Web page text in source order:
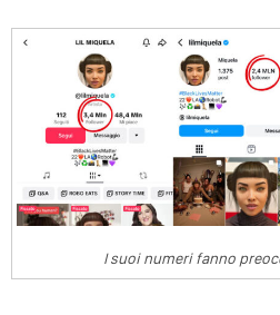
I suoi numeri fanno